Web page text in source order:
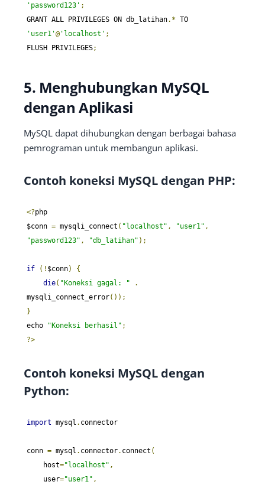
'password123' ;
GRANT ALL PRIVILEGES ON db_latihan.*
'user1'@ 'localhost' ;
FLUSH PRIVILEGES;
5. Menghubungkan MySQL
dengan Aplikasi
MySQL dapat dihubungkan dengan berbagai bahasa
pemrograman untuk membangun aplikasi.
Contoh koneksi MySQL dengan PHP:
<?php
$conn = mysqli_connect ( "localhost" , "user1" ,
"password123" , "db_latihan" );
if (! $conn)
{
die( "Koneksi gagal: "
.
mysqli_connect_error());
}
echo
"Koneksi berhasil" ;
?>
Contoh koneksi MySQL dengan
Python:
import mysql . connector
conn = mysql . connector. connect (
    host
="localhost" ,
    user
="user1" ,